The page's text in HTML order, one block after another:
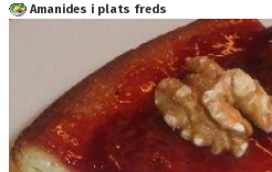
Amanides i plats freds